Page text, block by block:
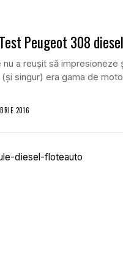
Peugeot 308
a reuşit să impresioneze
singur) era gama de
2016